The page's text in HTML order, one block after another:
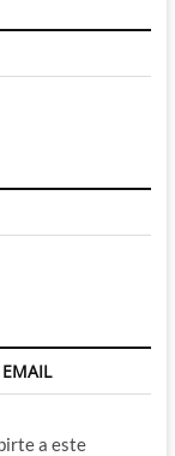
a este